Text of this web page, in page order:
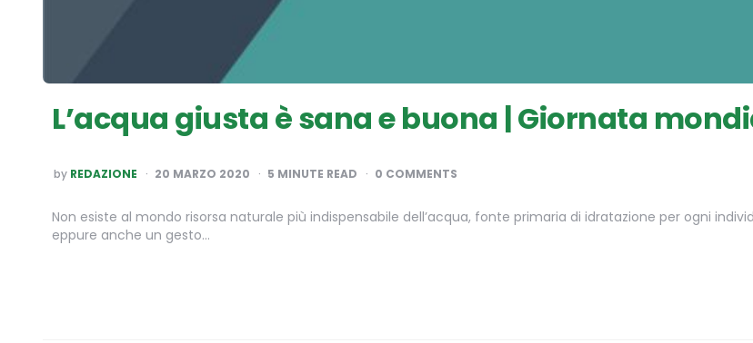
L’acqua giusta è sana e buona | Giornata
POSTED
BY
by REDAZIONE 20 MARZO 2020 5 MINUTE READ 0 COMMENTS
Non esiste al mondo risorsa naturale più indispensabile dell’acqua, fonte primaria di idratazione per ogni
eppure anche un gesto…